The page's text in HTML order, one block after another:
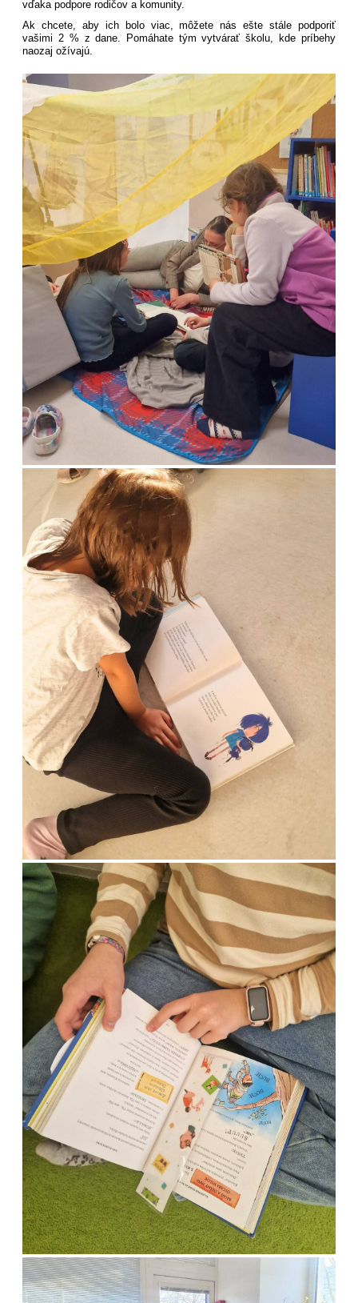
vďaka podpore rodičov a komunity.
Ak chcete, aby ich bolo viac, môžete nás ešte stále podporiť
vašimi 2 % z dane. Pomáhate tým vytvárať školu, kde príbehy
naozaj ožívajú.